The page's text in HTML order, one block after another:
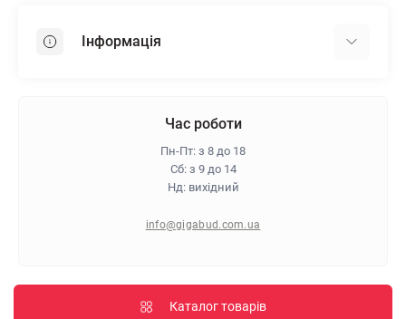
Пінопласт
Інформація
Гарантія та повернення
Політика конфіденційності
Час роботи
Пн-Пт: з 8 до 18
Сб: з 9 до 14
Нд: вихідний
info@gigabud.com.ua
Каталог товарів